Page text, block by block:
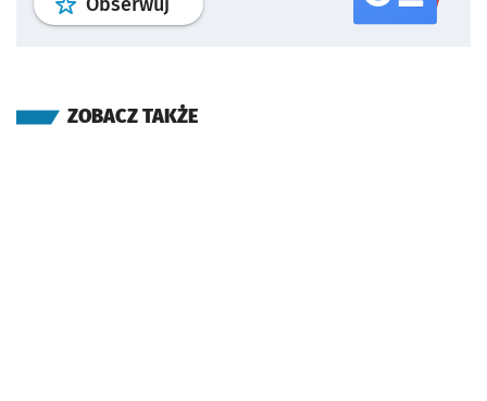
ZOBACZ TAKŻE